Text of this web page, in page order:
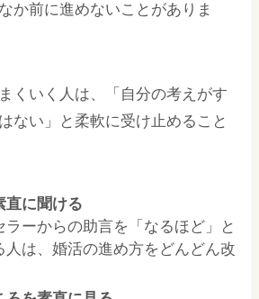
か前に進めないことがありま
くいく人は、「自分の考えがす
ない」と柔軟に受け止めること
直に聞ける
ラーからの助言を「なるほど」と
人は、婚活の進め方をどんどん改